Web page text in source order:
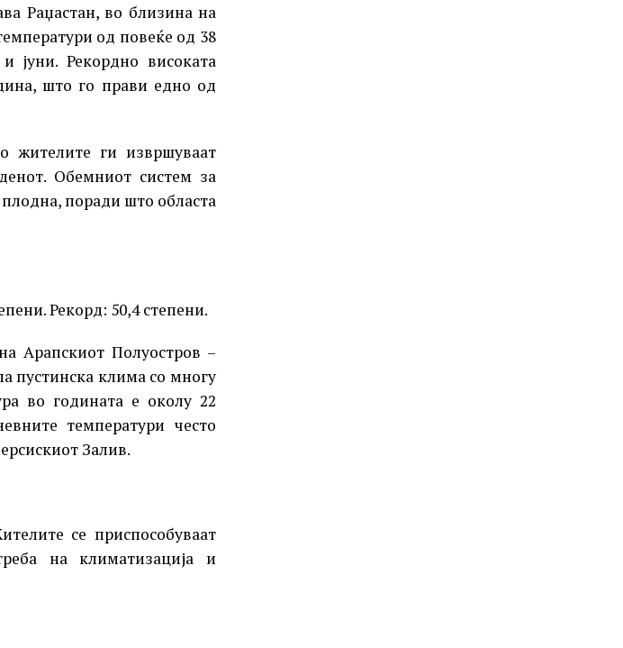
Раџастан, во близина на
од повеќе од 38
јуни. Рекордно високата
што го прави едно од
жителите ги извршуваат
Обемниот систем за
поради што областа
Рекорд: 50,4 степени.
Арапскиот Полуостров –
пустинска клима со многу
во годината е околу 22
температури често
Залив.
се приспособуваат
на климатизација и